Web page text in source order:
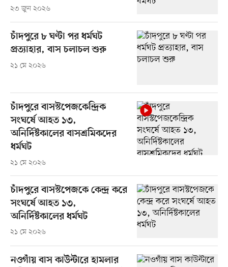
২৩ জুন ২০২৬
চাঁদপুরে ৮ ঘণ্টা পর ধর্মঘট
প্রত্যাহার, বাস চলাচল শুরু
২১ মে ২০২৬
চাঁদপুরে বাসস্টপেজকেন্দ্রিক
সংঘর্ষে আহত ১৩,
অনির্দিষ্টকালের বাসশ্রমিকদের
ধর্মঘট
২১ মে ২০২৬
চাঁদপুরে বাসস্টপেজকে কেন্দ্র করে
সংঘর্ষে আহত ১৩,
অনির্দিষ্টকালের ধর্মঘট
২১ মে ২০২৬
নওগাঁয় বাস কাউন্টারে হামলার